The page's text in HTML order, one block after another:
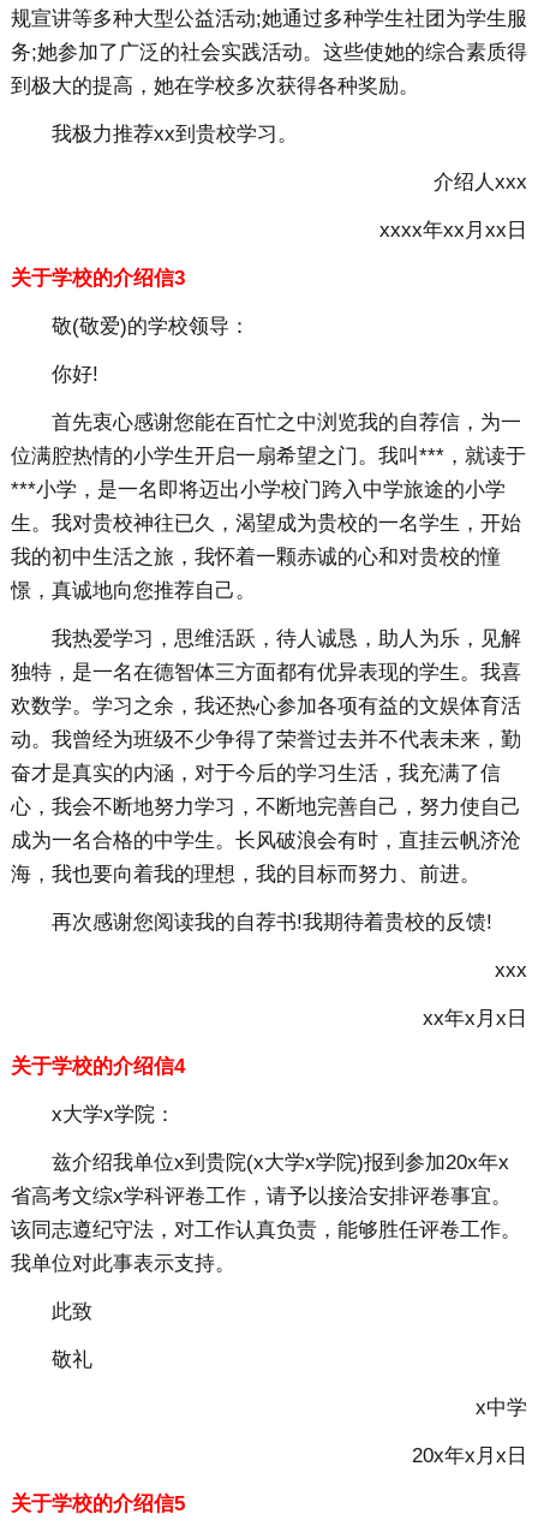
规宣讲等多种大型公益活动;她通过多种学生社团为学生服
务;她参加了广泛的社会实践活动。这些使她的综合素质得
到极大的提高，她在学校多次获得各种奖励。
我极力推荐xx到贵校学习。
介绍人xxx
xxxx年xx月xx日
关于学校的介绍信3
敬(敬爱)的学校领导：
你好!
首先衷心感谢您能在百忙之中浏览我的自荐信，为一
位满腔热情的小学生开启一扇希望之门。我叫***，就读于
***小学，是一名即将迈出小学校门跨入中学旅途的小学
生。我对贵校神往已久，渴望成为贵校的一名学生，开始
我的初中生活之旅，我怀着一颗赤诚的心和对贵校的憧
憬，真诚地向您推荐自己。
我热爱学习，思维活跃，待人诚恳，助人为乐，见解
独特，是一名在德智体三方面都有优异表现的学生。我喜
欢数学。学习之余，我还热心参加各项有益的文娱体育活
动。我曾经为班级不少争得了荣誉过去并不代表未来，勤
奋才是真实的内涵，对于今后的学习生活，我充满了信
心，我会不断地努力学习，不断地完善自己，努力使自己
成为一名合格的中学生。长风破浪会有时，直挂云帆济沧
海，我也要向着我的理想，我的目标而努力、前进。
再次感谢您阅读我的自荐书!我期待着贵校的反馈!
xxx
xx年x月x日
关于学校的介绍信4
x大学x学院：
兹介绍我单位x到贵院(x大学x学院)报到参加20x年x
省高考文综x学科评卷工作，请予以接洽安排评卷事宜。
该同志遵纪守法，对工作认真负责，能够胜任评卷工作。
我单位对此事表示支持。
此致
敬礼
x中学
20x年x月x日
关于学校的介绍信5